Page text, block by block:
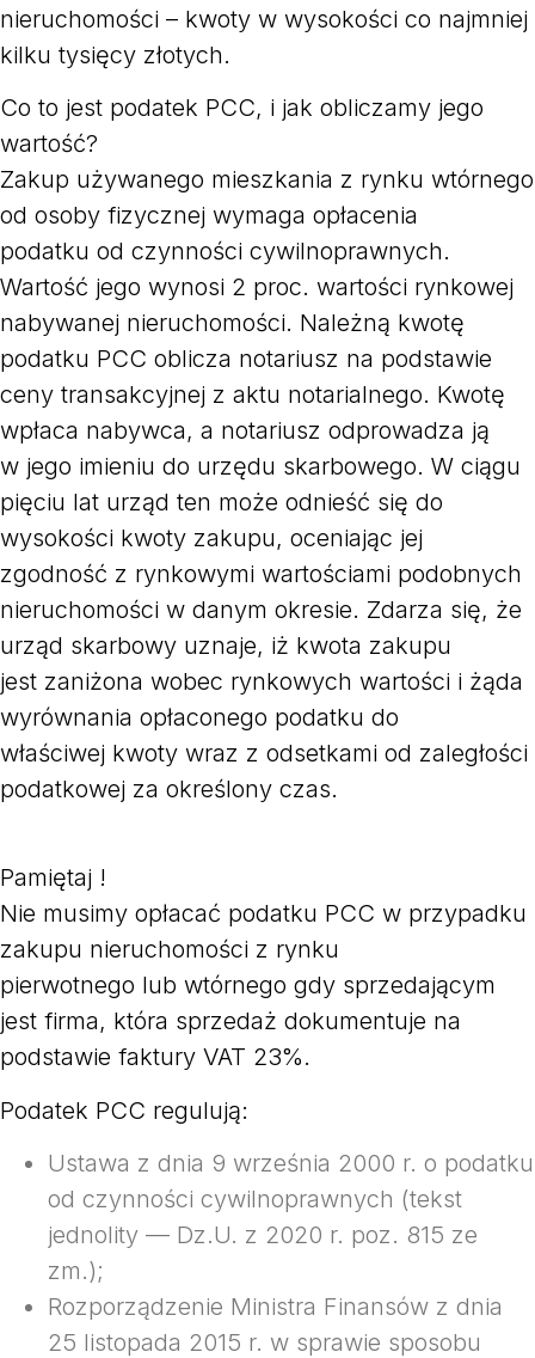
nieruchomości – kwoty w wysokości co najmniej
kilku tysięcy złotych.
Co to jest podatek PCC, i jak obliczamy jego
wartość?
Zakup używanego mieszkania z rynku wtórnego
od osoby fizycznej wymaga opłacenia
podatku od czynności cywilnoprawnych.
Wartość jego wynosi 2 proc. wartości rynkowej
nabywanej nieruchomości. Należną kwotę
podatku PCC oblicza notariusz na podstawie
ceny transakcyjnej z aktu notarialnego. Kwotę
wpłaca nabywca, a notariusz odprowadza ją
w jego imieniu do urzędu skarbowego. W ciągu
pięciu lat urząd ten może odnieść się do
wysokości kwoty zakupu, oceniając jej
zgodność z rynkowymi wartościami podobnych
nieruchomości w danym okresie. Zdarza się, że
urząd skarbowy uznaje, iż kwota zakupu
jest zaniżona wobec rynkowych wartości i żąda
wyrównania opłaconego podatku do
właściwej kwoty wraz z odsetkami od zaległości
podatkowej za określony czas.
Pamiętaj !
Nie musimy opłacać podatku PCC w przypadku
zakupu nieruchomości z rynku
pierwotnego lub wtórnego gdy sprzedającym
jest firma, która sprzedaż dokumentuje na
podstawie faktury VAT 23%.
Podatek PCC regulują:
Ustawa z dnia 9 września 2000 r. o podatku
od czynności cywilnoprawnych (tekst
jednolity — Dz.U. z 2020 r. poz. 815 ze
zm.);
Rozporządzenie Ministra Finansów z dnia
25 listopada 2015 r. w sprawie sposobu